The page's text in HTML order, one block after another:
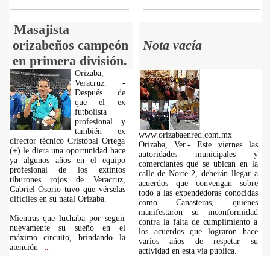
Masajista
orizabeños campeón
en primera división.
Nota vacía
Orizaba,
Veracruz. -
Después de
que el ex
futbolista
profesional y
también ex
director técnico Cristóbal Ortega
(+) le diera una oportunidad hace
ya algunos años en el equipo
profesional de los extintos
tiburones rojos de Veracruz,
Gabriel Osorio tuvo que vérselas
difíciles en su natal Orizaba.
Mientras que luchaba por seguir
nuevamente su sueño en el
máximo circuito, brindando la
atención
www.orizabaenred.com.mx
Orizaba, Ver.- Este viernes las
autoridades municipales y
comerciantes que se ubican en la
calle de Norte 2, deberán llegar a
acuerdos que convengan sobre
todo a las expendedoras conocidas
como Canasteras, quienes
manifestaron su inconformidad
contra la falta de cumplimiento a
los acuerdos que lograron hace
varios años de respetar su
actividad en esta vía pública.